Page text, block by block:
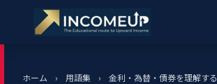
ホーム › 用語集 › 金利・為替・債券を理解する